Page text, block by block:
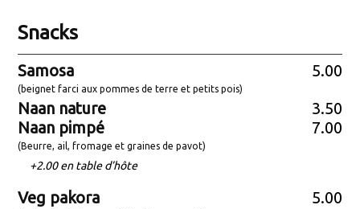
Snacks
Samosa
(beignet farci aux pommes de terre et petits pois)
5.00
Naan nature
3.50
Naan pimpé
(Beurre, ail, fromage et graines de pavot)
7.00
+2.00 en table d’hôte
Veg pakora 5.00